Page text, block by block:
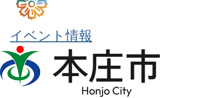
イベント情報
本
庄